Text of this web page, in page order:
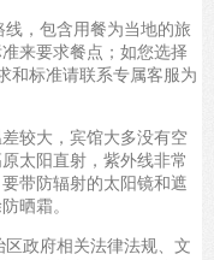
，包含用餐为当地的旅
来要求餐点；如您选择
和标准请联系专属客服为
较大，宾馆大多没有空
太阳直射，紫外线非常
带防辐射的太阳镜和遮
晒霜。
政府相关法律法规、文